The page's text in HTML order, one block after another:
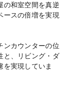
の和室空間を真逆
ースの倍増を実現
ンカウンターの位
と、リビング・ダ
を実現していま